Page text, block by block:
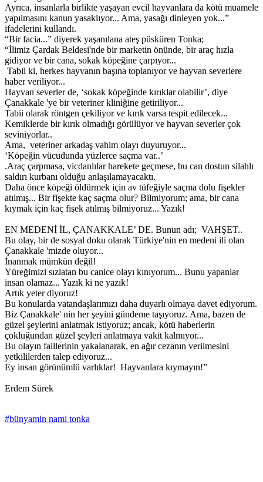
Ayrıca, insanlarla birlikte yaşayan evcil hayvanlara da kötü muamele
yapılmasını kanun yasaklıyor... Ama, yasağı dinleyen yok...”
ifadelerini kullandı.
“Bir facia...” diyerek yaşanılana ateş püsküren Tonka;
“İlimiz Çardak Beldesi'nde bir marketin önünde, bir araç hızla
gidiyor ve bir cana, sokak köpeğine çarpıyor...
Tabii ki, herkes hayvanın başına toplanıyor ve hayvan severlere
haber veriliyor...
Hayvan severler de, ‘sokak köpeğinde kırıklar olabilir’, diye
Çanakkale 'ye bir veteriner kliniğine getiriliyor...
Tabii olarak röntgen çekiliyor ve kırık varsa tespit edilecek...
Kemiklerde bir kırık olmadığı görülüyor ve hayvan severler çok
seviniyorlar..
Ama, veteriner arkadaş vahim olayı duyuruyor...
‘Köpeğin vücudunda yüzlerce saçma var..’
.Araç çarpmasa, vicdanlılar harekete geçmese, bu can dostun silahlı
saldırı kurbanı olduğu anlaşılamayacaktı.
Daha önce köpeği öldürmek için av tüfeğiyle saçma dolu fişekler
atılmış... Bir fişekte kaç saçma olur? Bilmiyorum; ama, bir cana
kıymak için kaç fişek atılmış bilmiyoruz... Yazık!
EN MEDENİ İL, ÇANAKKALE’ DE. Bunun adı; VAHŞET..
Bu olay, bir de sosyal doku olarak Türkiye'nin en medeni ili olan
Çanakkale 'mizde oluyor...
İnanmak mümkün değil!
Yüreğimizi sızlatan bu canice olayı kınıyorum... Bunu yapanlar
insan olamaz... Yazık ki ne yazık!
Artık yeter diyoruz!
Bu konularda vatandaşlarımızı daha duyarlı olmaya davet ediyorum.
Biz Çanakkale' nin her şeyini gündeme taşıyoruz. Ama, bazen de
güzel şeylerini anlatmak istiyoruz; ancak, kötü haberlerin
çokluğundan güzel şeyleri anlatmaya vakit kalmıyor...
Bu olayın faillerinin yakalanarak, en ağır cezanın verilmesini
yetkililerden talep ediyoruz...
Ey insan görünümlü varlıklar! Hayvanlara kıymayın!”
Erdem Sürek
#bünyamin nami tonka